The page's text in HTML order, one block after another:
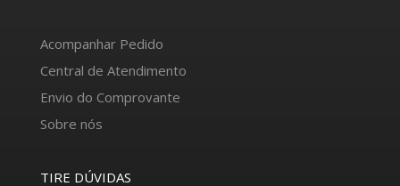
Acompanhar Pedido
Central de Atendimento
Envio do Comprovante
Sobre nós
TIRE DÚVIDAS